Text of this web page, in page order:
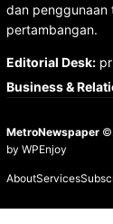
dan penggunaan
pertambangan.
Editorial Desk:
Business &
MetroNewspaper
by WPEnjoy
AboutServices